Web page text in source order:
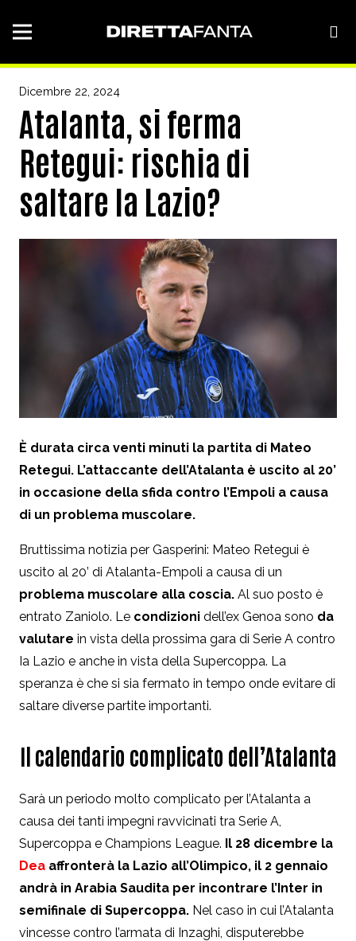
Dicembre 22, 2024
Atalanta, si ferma
Retegui: rischia di
saltare la Lazio?
È durata circa venti minuti la partita di Mateo
Retegui. L’attaccante dell’Atalanta è uscito al 20’
in occasione della sfida contro l’Empoli a causa
di un problema muscolare.
Bruttissima notizia per Gasperini: Mateo Retegui è
uscito al 20’ di Atalanta-Empoli a causa di un
problema muscolare alla coscia. Al suo posto è
entrato Zaniolo. Le condizioni dell’ex Genoa sono da
valutare in vista della prossima gara di Serie A contro
Ia Lazio e anche in vista della Supercoppa. La
speranza è che si sia fermato in tempo onde evitare di
saltare diverse partite importanti.
Il calendario complicato dell’Atalanta
Sarà un periodo molto complicato per l’Atalanta a
causa dei tanti impegni ravvicinati tra Serie A,
Supercoppa e Champions League. Il 28 dicembre la
Dea affronterà la Lazio all’Olimpico, il 2 gennaio
andrà in Arabia Saudita per incontrare l’Inter in
semifinale di Supercoppa. Nel caso in cui l’Atalanta
vincesse contro l’armata di Inzaghi, disputerebbe